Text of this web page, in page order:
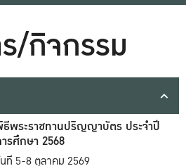
/กิจกรรม
พระราชทานปริญญาบัตร ประจำปี
รศึกษา 2568
ที่ 5-8 ตุลาคม 2569